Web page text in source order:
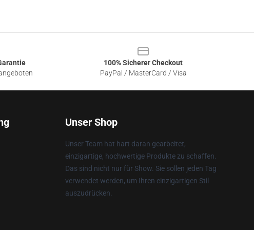
100% Sicherer Checkout
PayPal / MasterCard / Visa
Unser Shop
Unser Team hat hart daran gearbeitet,
einzigartige, hochwertige Produkte zu schaffen.
Das sind nicht nur für Show. Sie sollen jeden Tag
verwendet werden, um Ihren einzigartigen Stil
auszudrücken.